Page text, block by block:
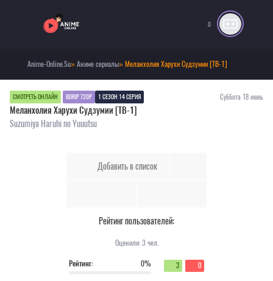
0
Anime-Online.Su»Аниме сериалы» Меланхолия Харухи Судзумии [ТВ-1]
СМОТРЕТЬ ОНЛАЙН BDRIP 720P 1 СЕЗОН 14 СЕРИЯ Суббота 18 июнь
Меланхолия Харухи Судзумии [ТВ-1]
Suzumiya Haruhi no Yuuutsu
Добавить в список
Рейтинг пользователей:
Оценили:3чел.
Рейтинг:
0% 3 0